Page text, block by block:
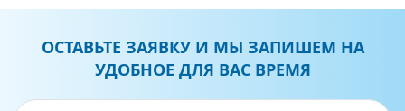
ОСТАВЬТЕ ЗАЯВКУ И МЫ ЗАПИШЕМ НА
УДОБНОЕ ДЛЯ ВАС ВРЕМЯ